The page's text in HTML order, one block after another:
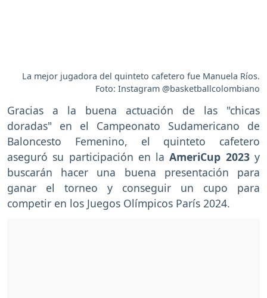
La mejor jugadora del quinteto cafetero fue Manuela Ríos.
Foto: Instagram @basketballcolombiano
Gracias a la buena actuación de las "chicas
doradas" en el Campeonato Sudamericano de
Baloncesto Femenino, el quinteto cafetero
aseguró su participación en laAmeriCup 2023y
buscarán hacer una buena presentación para
ganar el torneo y conseguir un cupo para
competir en los Juegos Olímpicos París 2024.